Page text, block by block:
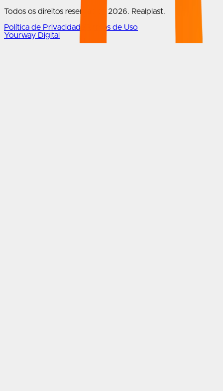
Todos os direitos reservados. 2026. Realplast.
Política de Privacidade
Termos de Uso
Yourway Digital